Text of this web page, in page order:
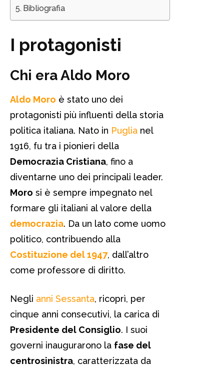
Bibliografia
I protagonisti
Chi era Aldo Moro
Aldo Moro è stato uno dei
protagonisti più influenti della storia
politica italiana. Nato in Puglia nel
1916, fu tra i pionieri della
Democrazia Cristiana, fino a
diventarne uno dei principali leader.
Moro si è sempre impegnato nel
formare gli italiani al valore della
democrazia. Da un lato come uomo
politico, contribuendo alla
Costituzione del 1947, dall’altro
come professore di diritto.
Negli anni Sessanta, ricoprì, per
cinque anni consecutivi, la carica di
Presidente del Consiglio. I suoi
governi inaugurarono la fase del
centrosinistra, caratterizzata da